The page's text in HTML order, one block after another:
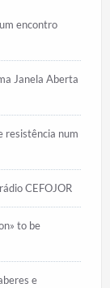
encontro
Janela Aberta
resistência num
CEFOJOR
to be
e